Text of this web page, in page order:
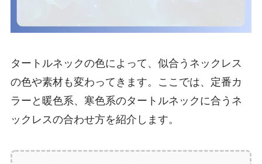
タートルネックの色によって、似合うネックレス
の色や素材も変わってきます。ここでは、定番カ
ラーと暖色系、寒色系のタートルネックに合うネ
ックレスの合わせ方を紹介します。